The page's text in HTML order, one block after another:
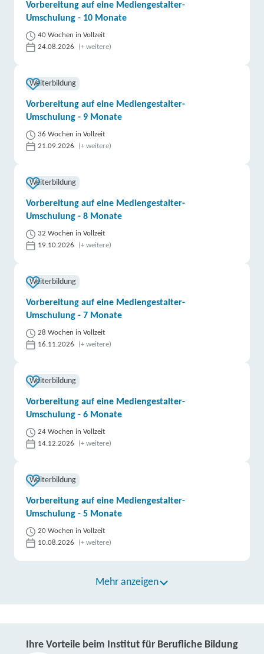
Vorbereitung auf eine Mediengestalter-
Umschulung - 10 Monate
40 Wochen in Vollzeit
24.08.2026
(+ weitere)
Weiterbildung
Vorbereitung auf eine Mediengestalter-
Umschulung - 9 Monate
36 Wochen in Vollzeit
21.09.2026
(+ weitere)
Weiterbildung
Vorbereitung auf eine Mediengestalter-
Umschulung - 8 Monate
32 Wochen in Vollzeit
19.10.2026
(+ weitere)
Weiterbildung
Vorbereitung auf eine Mediengestalter-
Umschulung - 7 Monate
28 Wochen in Vollzeit
16.11.2026
(+ weitere)
Weiterbildung
Vorbereitung auf eine Mediengestalter-
Umschulung - 6 Monate
24 Wochen in Vollzeit
14.12.2026
(+ weitere)
Weiterbildung
Vorbereitung auf eine Mediengestalter-
Umschulung - 5 Monate
20 Wochen in Vollzeit
10.08.2026
(+ weitere)
Mehr anzeigen
Ihre Vorteile beim Institut für Berufliche Bildung